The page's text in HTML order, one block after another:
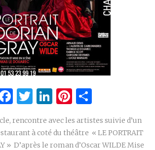
Facebook
Twitter
LinkedIn
Pinterest
rencontre avec les artistes suivie d’un
à coté du théâtre « LE PORTRAIT
» D’après le roman d’Oscar WILDE Mise